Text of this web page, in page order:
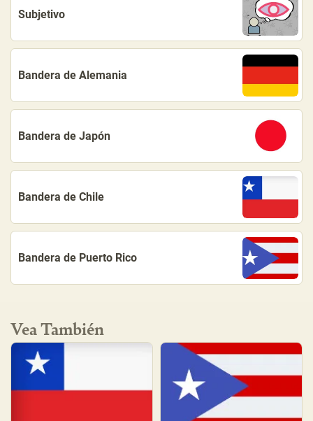
Subjetivo
Bandera de Alemania
Bandera de Japón
Bandera de Chile
Bandera de Puerto Rico
Vea También